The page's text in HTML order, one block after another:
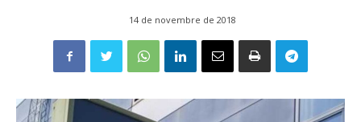
14 de novembre de 2018